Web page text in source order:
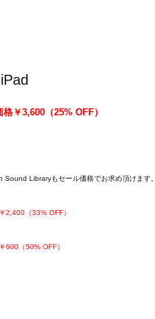
￥3,600（25% OFF）
Libraryもセール価格でお求め頂けます。
2,400（33% OFF）
600（50% OFF）